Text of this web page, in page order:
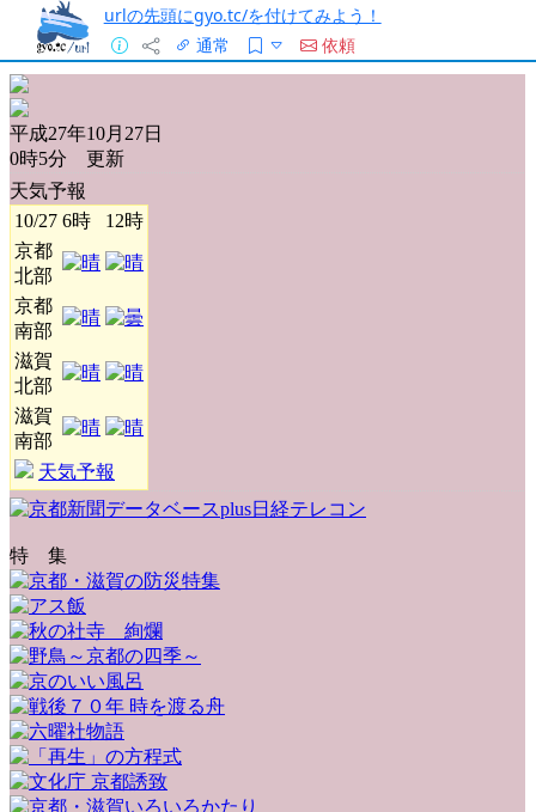
urlの先頭にgyo.tc/を付けてみよう！
通常
依頼